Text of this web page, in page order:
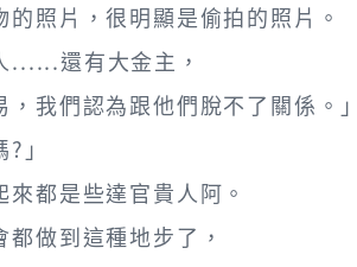
照片，很明顯是偷拍的照片。
......還有大金主，
我們認為跟他們脫不了關係。」
」
都是些達官貴人阿。
都做到這種地步了，